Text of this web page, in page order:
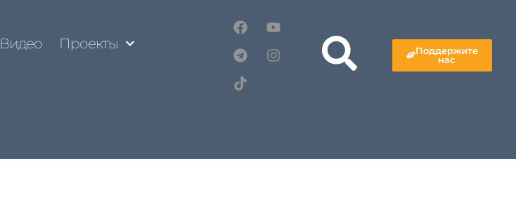
Видео Проекты
Поддержите
нас